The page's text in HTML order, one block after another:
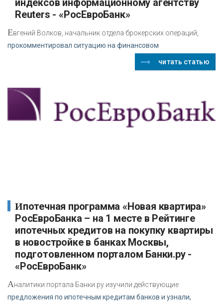
Reuters - «РосЕвроБанк»
Евгений Волков, начальник отдела брокерских операций,
прокомментировал ситуацию на финансовом
читать статью
Ипотечная программа «Новая квартира»
РосЕвроБанка – на 1 месте в Рейтинге
ипотечных кредитов на покупку квартиры
в новостройке в банках Москвы,
подготовленном порталом Банки.ру -
«РосЕвроБанк»
Аналитики портала Банки.ру изучили действующие
предложения по ипотечным кредитам банков и узнали,